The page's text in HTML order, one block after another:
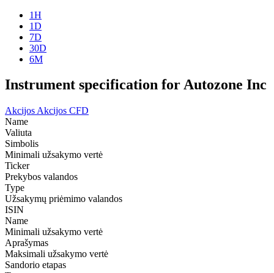
1H
1D
7D
30D
6M
Instrument specification for Autozone Inc
Akcijos Akcijos CFD
Name
Valiuta
Simbolis
Minimali užsakymo vertė
Ticker
Prekybos valandos
Type
Užsakymų priėmimo valandos
ISIN
Name
Minimali užsakymo vertė
Aprašymas
Maksimali užsakymo vertė
Sandorio etapas